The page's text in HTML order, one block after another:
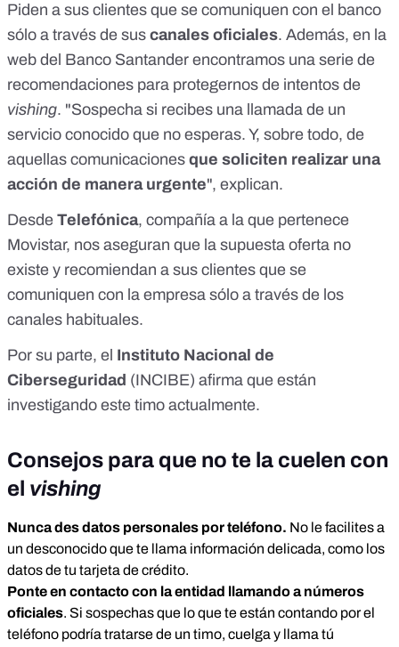
Piden a sus clientes que se comuniquen con el banco
sólo a través de sus canales oficiales. Además, en la
web del Banco Santander encontramos una serie de
recomendaciones para protegernos de intentos de
vishing. "Sospecha si recibes una llamada de un
servicio conocido que no esperas. Y, sobre todo, de
aquellas comunicaciones que soliciten realizar una
acción de manera urgente", explican.
Desde Telefónica, compañía a la que pertenece
Movistar, nos aseguran que la supuesta oferta no
existe y recomiendan a sus clientes que se
comuniquen con la empresa sólo a través de los
canales habituales.
Por su parte, el Instituto Nacional de
Ciberseguridad (INCIBE) afirma que están
investigando este timo actualmente.
Consejos para que no te la cuelen con
el vishing
Nunca des datos personales por teléfono. No le facilites a
un desconocido que te llama información delicada, como los
datos de tu tarjeta de crédito.
Ponte en contacto con la entidad llamando a números
oficiales. Si sospechas que lo que te están contando por el
teléfono podría tratarse de un timo, cuelga y llama tú